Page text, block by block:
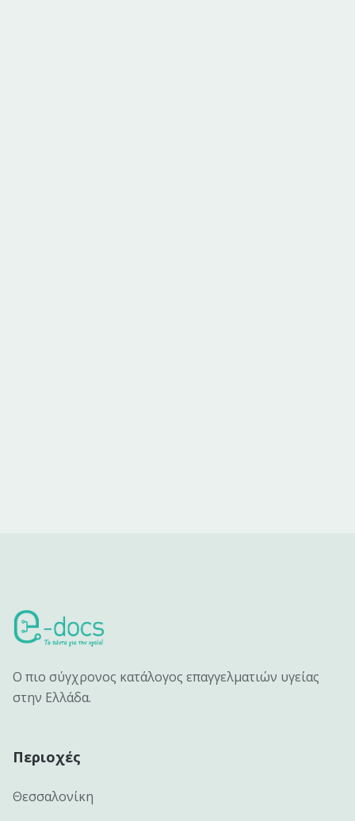
Ο πιο σύγχρονος κατάλογος επαγγελματιών υγείας
στην Ελλάδα.
Περιοχές
Θεσσαλονίκη